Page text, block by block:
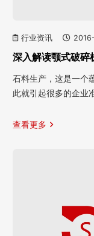
行业资讯
深入解读颚式破碎
石料生产，这是一个
此就引起很多的企业
查看更多